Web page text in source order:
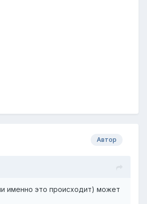
Автор
именно это происходит) может